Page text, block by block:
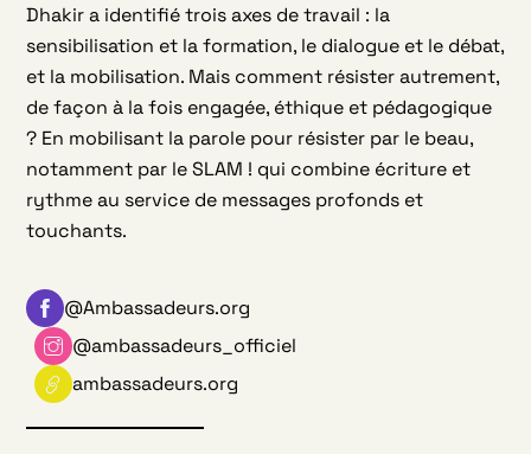
Dhakir a identifié trois axes de travail : la
sensibilisation et la formation, le dialogue et le débat,
et la mobilisation. Mais comment résister autrement,
de façon à la fois engagée, éthique et pédagogique
? En mobilisant la parole pour résister par le beau,
notamment par le SLAM ! qui combine écriture et
rythme au service de messages profonds et
touchants.
@Ambassadeurs.org
@ambassadeurs_officiel
ambassadeurs.org